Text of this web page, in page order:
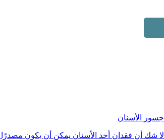
جسور الأسنان
لا شك أن فقدان أحد الأسنان يمكن أن يكون